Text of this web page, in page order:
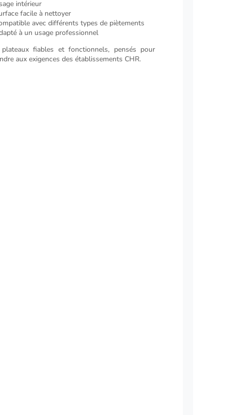
intérieur
facile à nettoyer
avec différents types de piètements
à un usage professionnel
fiables et fonctionnels, pensés pour
aux exigences des établissements CHR.